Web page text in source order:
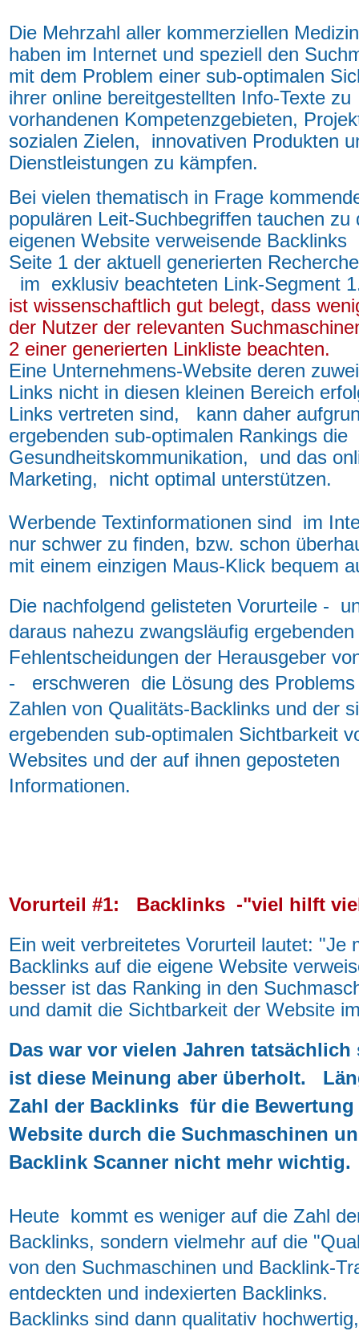
Die Mehrzahl aller kommerziellen
haben im Internet und speziell den
mit dem Problem einer sub-optimalen
ihrer online bereitgestellten Info-Texte zu
vorhandenen Kompetenzgebieten,
sozialen Zielen, innovativen Produkten
Dienstleistungen zu kämpfen.
Bei vielen thematisch in Frage
populären Leit-Suchbegriffen tauchen zu
eigenen Website verweisende Backlinks
Seite 1 der aktuell generierten
im exklusiv beachteten Link-Segment
ist wissenschaftlich gut belegt, dass
der Nutzer der relevanten
2 einer generierten Linkliste beachten.
Eine Unternehmens-Website deren
Links nicht in diesen kleinen Bereich
Links vertreten sind, kann daher
ergebenden sub-optimalen Rankings die
Gesundheitskommunikation, und das
Marketing, nicht optimal unterstützen.
Werbende Textinformationen sind im
nur schwer zu finden, bzw. schon
mit einem einzigen Maus-Klick bequem
Die nachfolgend gelisteten Vorurteile -
daraus nahezu zwangsläufig ergebenden
Fehlentscheidungen der Herausgeber
- erschweren die Lösung des Problems
Zahlen von Qualitäts-Backlinks und der
ergebenden sub-optimalen Sichtbarkeit
Websites und der auf ihnen geposteten
Informationen.
Vorurteil #1: Backlinks -"viel hilft
Ein weit verbreitetes Vorurteil lautet: "Je
Backlinks auf die eigene Website
besser ist das Ranking in den
und damit die Sichtbarkeit der Website
Das war vor vielen Jahren tatsächlich
ist diese Meinung aber überholt.
Zahl der Backlinks für die Bewertung
Website durch die Suchmaschinen
Backlink Scanner nicht mehr wichtig.
Heute kommt es weniger auf die Zahl
Backlinks, sondern vielmehr auf die
von den Suchmaschinen und Backlink-
entdeckten und indexierten Backlinks.
Backlinks sind dann qualitativ